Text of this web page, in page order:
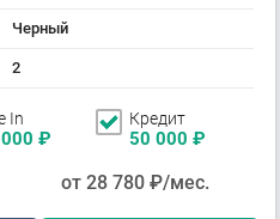
Черный
2
In
₽
Кредит
50 000 ₽
от 28 780₽/мес.